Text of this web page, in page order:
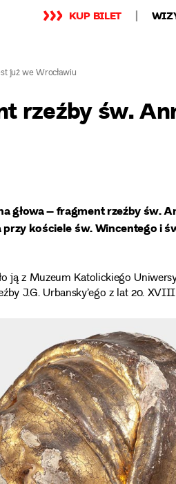
KUP BILET
już we Wrocławiu
rzeźby św.
głowa – fragment rzeźby św.
kościele św. Wincentego i
ją z Muzeum Katolickiego
J.G. Urbansky’ego z lat 20. XVIII